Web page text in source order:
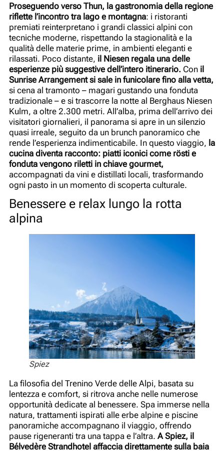
Proseguendo verso Thun, la gastronomia della regione
riflette l’incontro tra lago e montagna: i ristoranti
premiati reinterpretano i grandi classici alpini con
tecniche moderne, rispettando la stagionalità e la
qualità delle materie prime, in ambienti eleganti e
rilassati. Poco distante, il Niesen regala una delle
esperienze più suggestive dell’intero itinerario.Conil
Sunrise Arrangement si sale in funicolare fino alla vetta,
si cena al tramonto – magari gustando una fonduta
tradizionale – e si trascorre la notte al Berghaus Niesen
Kulm, a oltre 2.300 metri. All’alba, prima dell’arrivo dei
visitatori giornalieri, il panorama si apre in un silenzio
quasi irreale, seguito da un brunch panoramico che
rende l’esperienza indimenticabile. In questo viaggio, la
cucina diventa racconto: piatti iconici come rösti e
fonduta vengono riletti in chiave gourmet,
accompagnati da vini e distillati locali, trasformando
ogni pasto in un momento di scoperta culturale.
Benessere e relax lungo la rotta
alpina
Spiez
La filosofia del Trenino Verde delle Alpi, basata su
lentezza e comfort, si ritrova anche nelle numerose
opportunità dedicate al benessere. Spa immerse nella
natura, trattamenti ispirati alle erbe alpine e piscine
panoramiche accompagnano il viaggio, offrendo
pause rigeneranti tra una tappa e l’altra. A Spiez, il
Bélvedère Strandhotel affaccia direttamente sulla baia